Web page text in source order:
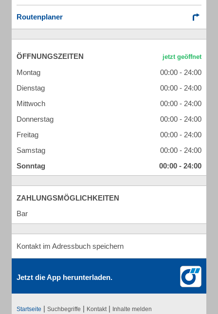
Routenplaner
ÖFFNUNGSZEITEN
Montag
00:00 - 24:00
Dienstag
00:00 - 24:00
Mittwoch
00:00 - 24:00
Donnerstag
00:00 - 24:00
Freitag
00:00 - 24:00
Samstag
00:00 - 24:00
Sonntag
00:00 - 24:00
ZAHLUNGSMÖGLICHKEITEN
Bar
Kontakt im Adressbuch speichern
Jetzt die App herunterladen.
Startseite | Suchbegriffe | Kontakt | Inhalte melden